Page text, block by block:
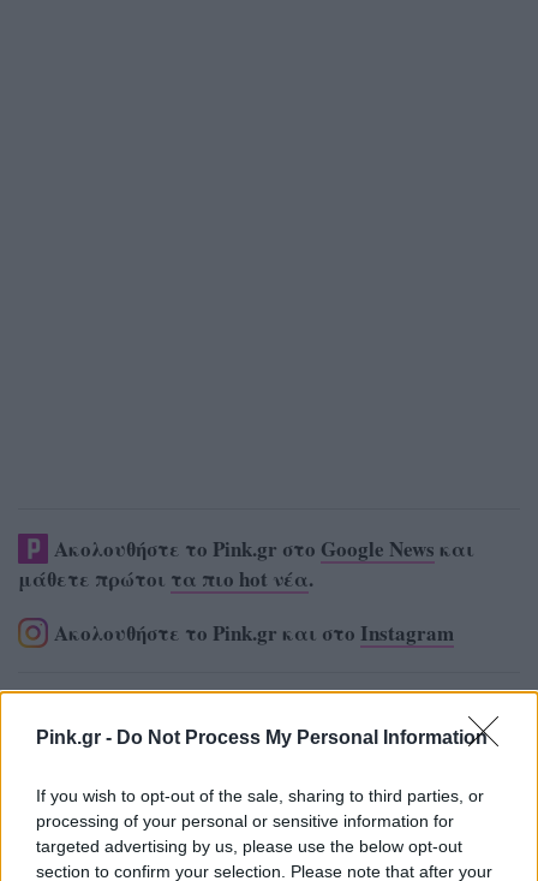
Pink.gr - Do Not Process My Personal Information
If you wish to opt-out of the sale, sharing to third parties, or
processing of your personal or sensitive information for
targeted advertising by us, please use the below opt-out
section to confirm your selection. Please note that after your
Ακολουθήστε το Pink.gr στο Google News και
μάθετε πρώτοι τα πιο hot νέα.
Ακολουθήστε το Pink.gr και στο Instagram
ΔΙΑΦΗΜΙΣΗ